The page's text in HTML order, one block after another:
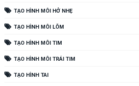
TẠO HÌNH MÔI HỞ NHẸ
TẠO HÌNH MÔI LÕM
TẠO HÌNH MÔI TIM
TẠO HÌNH MÔI TRÁI TIM
TẠO HÌNH TAI